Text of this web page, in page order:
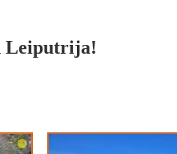
Leiputrija!